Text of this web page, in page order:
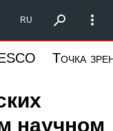
Запад
RU
Точка
научном